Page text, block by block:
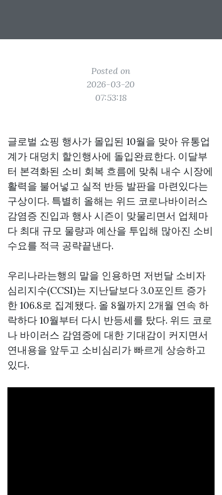
Posted on
2026-03-20
07:53:18
글로벌 쇼핑 행사가 몰입된 10월을 맞아 유통업
계가 대덩치 할인행사에 돌입완료한다. 이달부
터 본격화된 소비 회복 흐름에 맞춰 내수 시장에
활력을 불어넣고 실적 반등 발판을 마련있다는
구상이다. 특별히 올해는 위드 코로나바이러스
감염증 진입과 행사 시즌이 맞물리면서 업체마
다 최대 규모 물량과 예산을 투입해 많아진 소비
수요를 적극 공략끝낸다.
우리나라는행의 말을 인용하면 저번달 소비자
심리지수(CCSI)는 지난달보다 3.0포인트 증가
한 106.8로 집계됐다. 올 8월까지 2개월 연속 하
락하다 10월부터 다시 반등세를 탔다. 위드 코로
나 바이러스 감염증에 대한 기대감이 커지면서
연내용을 앞두고 소비심리가 빠르게 상승하고
있다.